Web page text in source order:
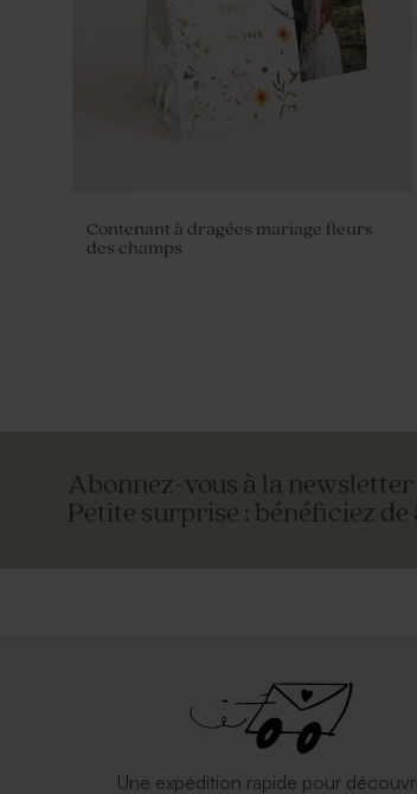
Contenant à dragées mariage fleurs
des champs
Abonnez-vous à la
Petite surprise : bénéficiez de
Une expédition rapide pour